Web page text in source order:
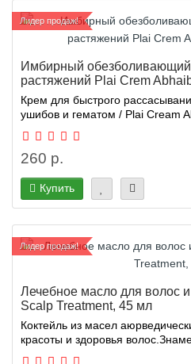
Лидер продаж!
Имбирный обезболивающий
растяжений Plai Crem
Крем для быстрого
ушибов и гематом / Plai Cream
260 р.
Купить
Лидер продаж!
Лечебное масло для волос
Scalp Treatment, 45 мл
Коктейль из масел
красоты и здоровья